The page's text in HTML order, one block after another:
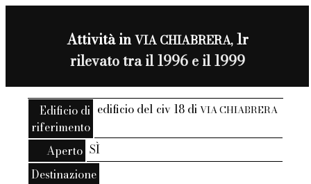
Attività inVIA CHIABRERA,1r
rilevato tra il 1996 e il 1999
Edificio di
riferimento
edificio del civ 18 diVIA CHIABRERA
Aperto SÌ
Destinazione